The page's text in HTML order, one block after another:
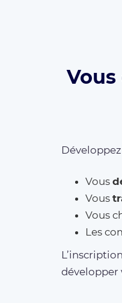
Vous
Vous
Vous
Les
développer